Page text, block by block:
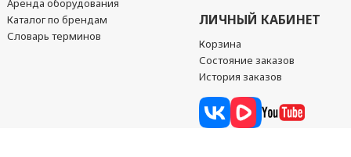
Аренда оборудования
Каталог по брендам
Словарь терминов
ЛИЧНЫЙ КАБИНЕТ
Корзина
Состояние заказов
История заказов